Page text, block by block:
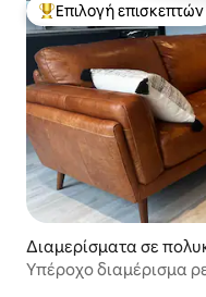
Κορυφαία επιλογή
Επιλογή επισκεπτών
Διαμερίσματα σε
Ώκλαντ
Υπέροχο διαμέρισμα